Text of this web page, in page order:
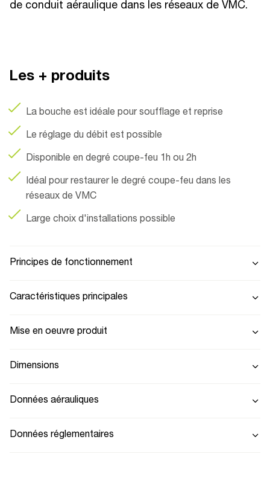
de conduit aéraulique dans les réseaux de VMC.
Les + produits
La bouche est idéale pour soufflage et reprise
Le réglage du débit est possible
Disponible en degré coupe-feu 1h ou 2h
Idéal pour restaurer le degré coupe-feu dans les
réseaux de VMC
Large choix d'installations possible
Principes de fonctionnement
Caractéristiques principales
Mise en oeuvre produit
Dimensions
Données aérauliques
Données réglementaires